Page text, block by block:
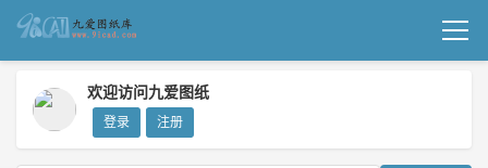
机械图纸
欢迎访问九爱图纸
登录 注册